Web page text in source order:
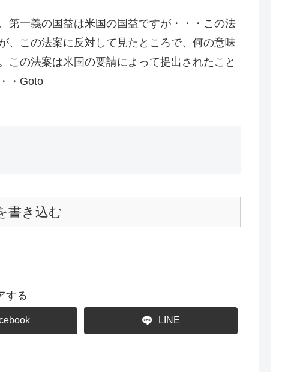
第一義の国益は米国の国益ですが・・・この法
、この法案に反対して見たところで、何の意味
この法案は米国の要請によって提出されたこと
・Goto
書き込む
する
LINE